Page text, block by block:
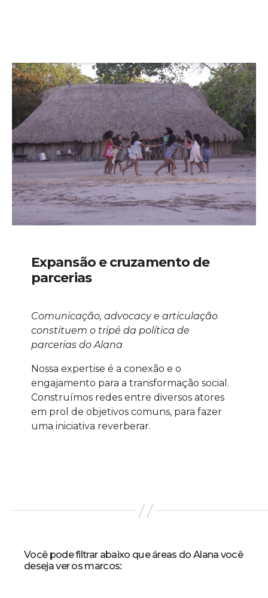
Expansão e cruzamento de
parcerias
Comunicação, advocacy e articulação
constituem o tripé da política de
parcerias do Alana
Nossa expertise é a conexão e o
engajamento para a transformação social.
Construímos redes entre diversos atores
em prol de objetivos comuns, para fazer
uma iniciativa reverberar.
Você pode filtrar abaixo que áreas do Alana você
deseja ver os marcos: